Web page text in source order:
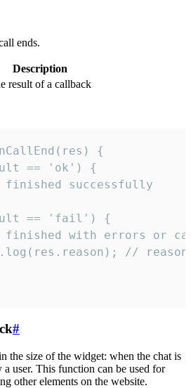
ends.
Description
result of a callback
{
== 'ok') {
finished successfully
== 'fail') {
finished with errors or
//
#
the size of the widget: when the chat is
a user. This function can be used for
other elements on the website.